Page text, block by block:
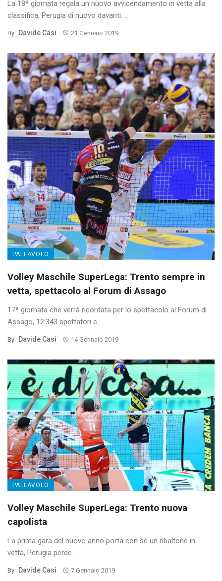
La 18ª giornata regala un nuovo avvicendamento in vetta alla
classifica, Perugia di nuovo davanti. ...
By Davide Casi 21 Gennaio 2019
PALLAVOLO
Volley Maschile SuperLega: Trento sempre in
vetta, spettacolo al Forum di Assago
17ª giornata che verrà ricordata per lo spettacolo al Forum di
Assago, 12.343 spettatori e ...
By Davide Casi 14 Gennaio 2019
PALLAVOLO
Volley Maschile SuperLega: Trento nuova
capolista
La prima gara del nuovo anno porta con sé un ribaltone in
vetta, Perugia perde ...
By Davide Casi 7 Gennaio 2019